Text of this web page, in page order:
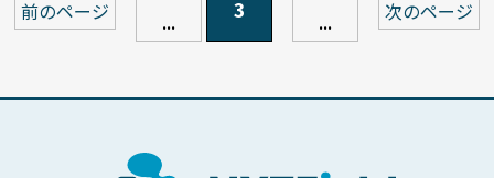
前のページ ... 3 ... 次のページ